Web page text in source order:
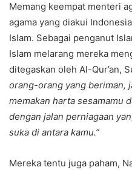
Memang keempat menteri
agama yang diakui
Islam. Sebagai penganut
Islam melarang mereka
ditegaskan oleh Al-Qur’an,
orang-orang yang beriman,
memakan harta sesamamu
dengan jalan perniagaan
suka di antara kamu.”
Mereka tentu juga paham,